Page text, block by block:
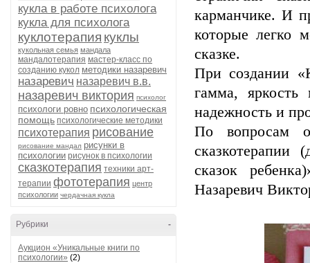
кукла в работе психолога
кукла для психолога
куклотерапия куклы
кукольная семья мандала
мандалотерапия мастер-класс по
созданию кукол методики назаревич
назаревич назаревич в.в.
назаревич виктория психолог
психологи ровно психологическая
помощь психологические методики
психотерапия рисование
рисование мандал рисунки в
психологии рисунок в психологии
сказкотерапия техники арт-
терапии фототерапия центр
психологии чердачная кукла
-
Рубрики
Аукцион «Уникальные книги по
психологии» (2)
карманчике. И
которые легко
сказке.
При создании
гамма, яркость
надежность и
По вопросам
сказкотерапии
сказок
Назаревич